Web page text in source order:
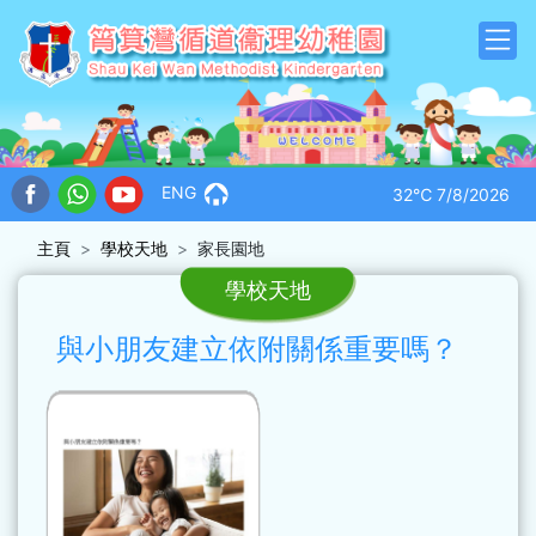
32℃ 7/8/2026
ENG
主頁 學校天地 家長園地
學校天地
與小朋友建立依附關係重要嗎？